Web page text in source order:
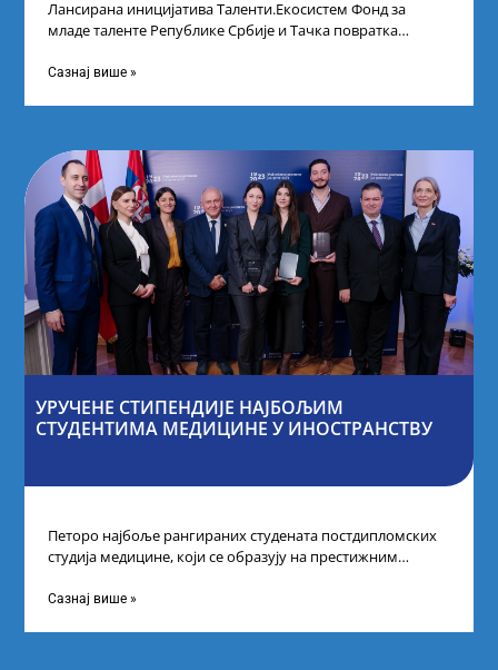
Лансирана иницијатива Таленти.Екосистем Фонд за
младе таленте Републике Србије и Тачка повратка
догађају су се
Сазнај више »
УРУЧЕНЕ СТИПЕНДИЈЕ НАЈБОЉИМ
СТУДЕНТИМА МЕДИЦИНЕ У ИНОСТРАНСТВУ
Петоро најбоље рангираних студената постдипломских
студија медицине, који се образују на престижним
стипендије од
Сазнај више »